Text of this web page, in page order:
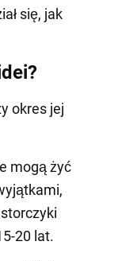
się, jak
okres jej
mogą żyć
20 lat.